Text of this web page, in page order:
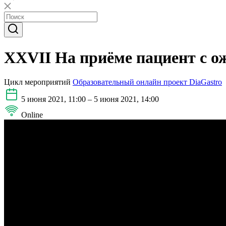
XXVII На приёме пациент с
Цикл мероприятий Образовательный онлайн проект DiaGastro
5 июня 2021, 11:00 – 5 июня 2021, 14:00
Online